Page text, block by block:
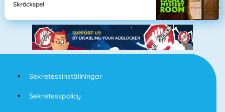
Skräckspel
Sekretessinställningar
Sekretesspolicy